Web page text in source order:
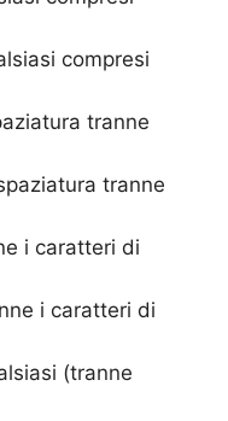
compresi
tranne
tranne
i caratteri di
i caratteri di
(tranne